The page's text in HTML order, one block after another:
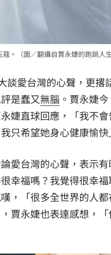
。（圖／翻攝自賈永婕的跑跳人生
談愛台灣的心聲，更撂
是蠢又無腦 。賈永婕
永婕直球回應，「我不
只希望她身心健康愉快
愛台灣的心聲，表示
幸福嗎？我覺得很幸
，「很多全世界的人
賈永婕也表達感想，